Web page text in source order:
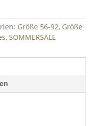
Größe 56-92, Größe
, SOMMERSALE